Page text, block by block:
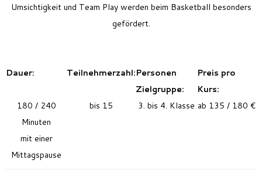
Umsichtigkeit und Team Play werden beim Basketball besonders
gefördert.
Dauer: Teilnehmerzahl:Personen
Zielgruppe:
Preis pro
Kurs:
180 / 240
Minuten
mit einer
Mittagspause
bis 15 3. bis 4. Klasse ab 135 / 180 €